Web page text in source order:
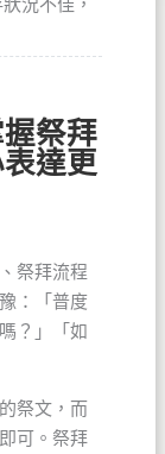
祭拜
達更
祭拜流程
：「普度
？」「如
祭文，而
可。祭拜